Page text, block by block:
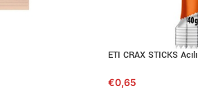
ETI CRAX STICKS Acılı
€0,65